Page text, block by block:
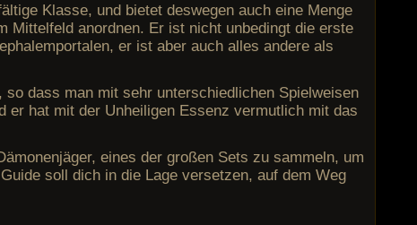
Klasse, und bietet deswegen auch eine Menge
Mittelfeld anordnen. Er ist nicht unbedingt die erste
er ist aber auch alles andere als
dass man mit sehr unterschiedlichen Spielweisen
er hat mit der Unheiligen Essenz vermutlich mit das
eines der großen Sets zu sammeln, um
soll dich in die Lage versetzen, auf dem Weg